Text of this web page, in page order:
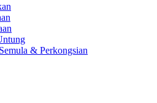
& Perkongsian